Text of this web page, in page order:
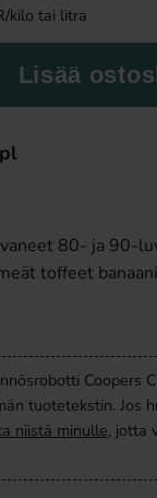
kilo tai litra
Lisää
80- ja 90-
toffeet
Coopers
tuotetekstin. Jos
niistä minulle, jotta